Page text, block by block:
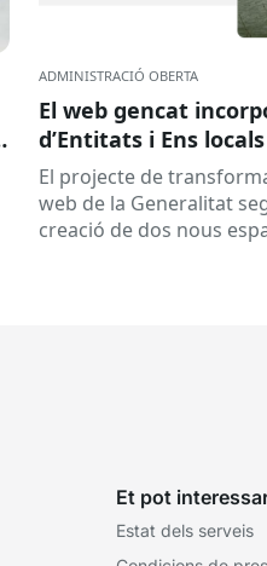
ADMINISTRACIÓ OBERTA
El web gencat
d’Entitats i Ens locals
El projecte de
web de la Generalitat
creació de dos nous
Et pot
Estat dels serveis